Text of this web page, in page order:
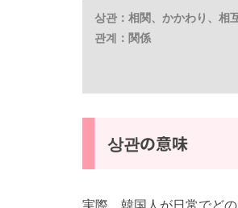
상관：相関、かかわり、相
관계：関係
상관の意味